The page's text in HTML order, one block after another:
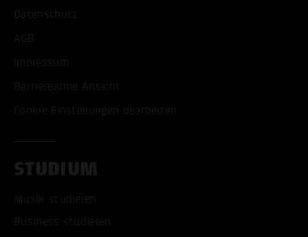
Datenschutz
AGB
Impressum
Barrierearme Ansicht
Cookie Einstellungen bearbeiten
STUDIUM
Musik studieren
Business studieren